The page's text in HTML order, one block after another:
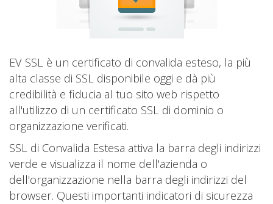
EV SSL è un certificato di convalida esteso, la più
alta classe di SSL disponibile oggi e dà più
credibilità e fiducia al tuo sito web rispetto
all'utilizzo di un certificato SSL di dominio o
organizzazione verificati.
SSL di Convalida Estesa attiva la barra degli indirizzi
verde e visualizza il nome dell'azienda o
dell'organizzazione nella barra degli indirizzi del
browser. Questi importanti indicatori di sicurezza